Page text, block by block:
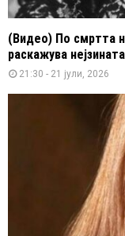
(Видео) По смртта
раскажува
21:30 - 21 јули, 2026